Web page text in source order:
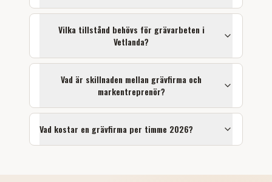
Vilka tillstånd behövs för grävarbeten i
Vetlanda?
Vad är skillnaden mellan grävfirma och
markentreprenör?
Vad kostar en grävfirma per timme 2026?